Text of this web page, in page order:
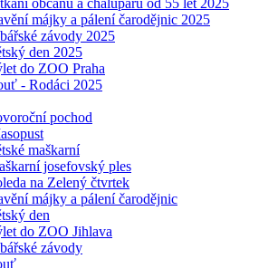
občanů a chalupářů od 55 let 2025
májky a pálení čarodějnic 2025
závody 2025
den 2025
do ZOO Praha
- Rodáci 2025
pochod
maškarní
josefovský ples
na Zelený čtvrtek
májky a pálení čarodějnic
den
do ZOO Jihlava
závody